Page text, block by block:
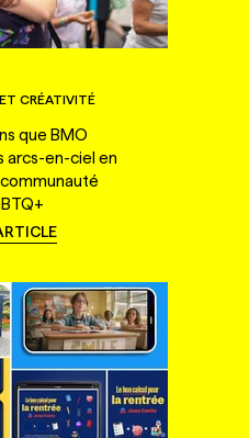
CRÉATIVITÉ
que BMO
arcs-en-ciel en